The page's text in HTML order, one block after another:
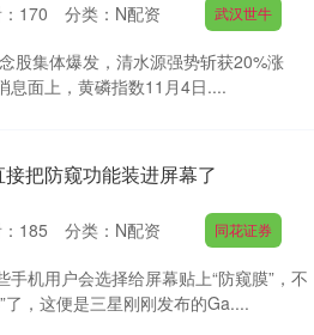
170 分类： N配资 武汉世牛
股集体爆发，清水源强势斩获20%涨
息面上，黄磷指数11月4日....
把防窥功能装进屏幕了
185 分类： N配资 同花证券
机用户会选择给屏幕贴上“防窥膜”，不
，这便是三星刚刚发布的Ga....